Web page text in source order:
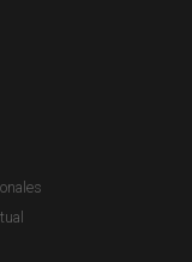
Pensional